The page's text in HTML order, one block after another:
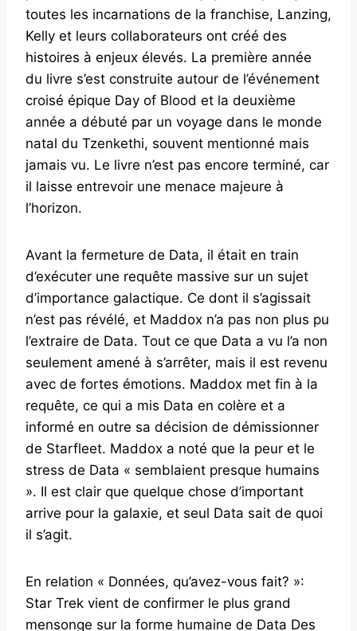
toutes les incarnations de la franchise, Lanzing,
Kelly et leurs collaborateurs ont créé des
histoires à enjeux élevés. La première année
du livre s’est construite autour de l’événement
croisé épique Day of Blood et la deuxième
année a débuté par un voyage dans le monde
natal du Tzenkethi, souvent mentionné mais
jamais vu. Le livre n’est pas encore terminé, car
il laisse entrevoir une menace majeure à
l’horizon.
Avant la fermeture de Data, il était en train
d’exécuter une requête massive sur un sujet
d’importance galactique. Ce dont il s’agissait
n’est pas révélé, et Maddox n’a pas non plus pu
l’extraire de Data. Tout ce que Data a vu l’a non
seulement amené à s’arrêter, mais il est revenu
avec de fortes émotions. Maddox met fin à la
requête, ce qui a mis Data en colère et a
informé en outre sa décision de démissionner
de Starfleet. Maddox a noté que la peur et le
stress de Data « semblaient presque humains
». Il est clair que quelque chose d’important
arrive pour la galaxie, et seul Data sait de quoi
il s’agit.
En relation « Données, qu’avez-vous fait? »:
Star Trek vient de confirmer le plus grand
mensonge sur la forme humaine de Data Des